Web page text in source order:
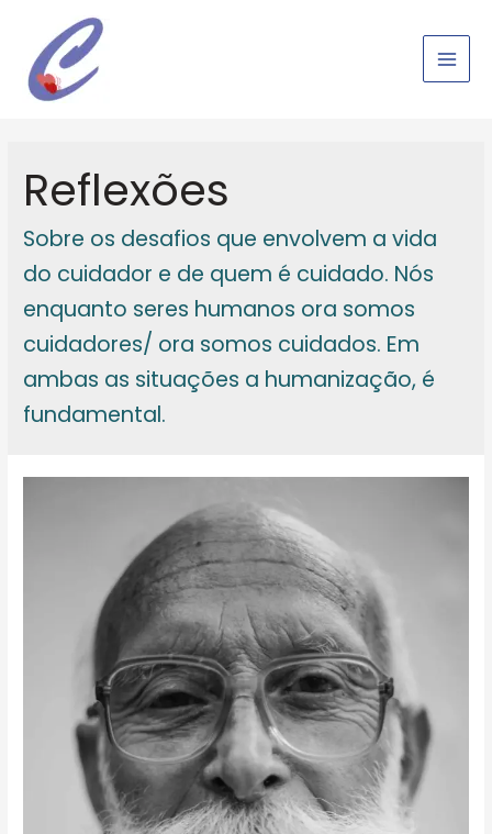
conteúdo
Main
Reflexões
Sobre os desafios que envolvem a vida
do cuidador e de quem é cuidado. Nós
enquanto seres humanos ora somos
cuidadores/ ora somos cuidados. Em
ambas as situações a humanização, é
fundamental.